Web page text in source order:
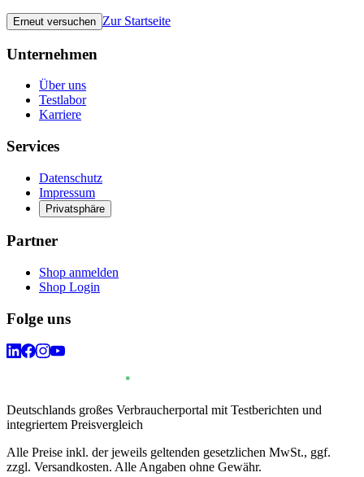
Erneut versuchen Zur Startseite
Unternehmen
Über uns
Testlabor
Karriere
Services
Datenschutz
Impressum
Privatsphäre
Partner
Shop anmelden
Shop Login
Folge uns
Deutschlands großes Verbraucherportal mit Testberichten und
integriertem Preisvergleich
Alle Preise inkl. der jeweils geltenden gesetzlichen MwSt., ggf.
zzgl. Versandkosten. Alle Angaben ohne Gewähr.